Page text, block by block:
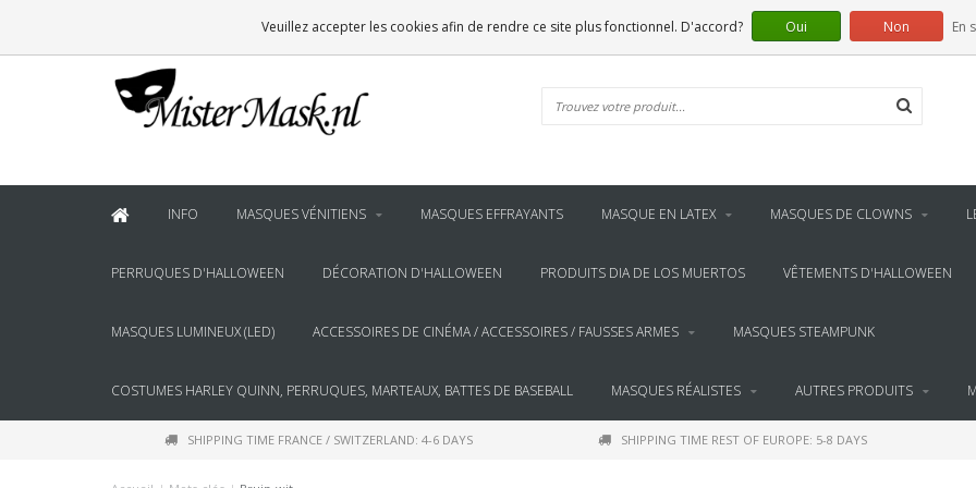
GRATIS BEZORGING
INFO MASQUES VÉNITIENS MASQUES EFFRAYANTS MASQUE EN LATEX MASQUES DE CLOWNS
PERRUQUES D'HALLOWEEN DÉCORATION D'HALLOWEEN PRODUITS DIA DE LOS MUERTOS VÊTEMENTS D'HALLOWEEN
MASQUES LUMINEUX (LED) ACCESSOIRES DE CINÉMA / ACCESSOIRES / FAUSSES ARMES MASQUES STEAMPUNK
COSTUMES HARLEY QUINN, PERRUQUES, MARTEAUX, BATTES DE BASEBALL MASQUES RÉALISTES AUTRES PRODUITS
SHIPPING TIME FRANCE / SWITZERLAND: 4-6 DAYS SHIPPING TIME REST OF EUROPE: 5-8 DAYS
Veuillez accepter les cookies afin de rendre ce site plus fonctionnel. D'accord? Oui Non En